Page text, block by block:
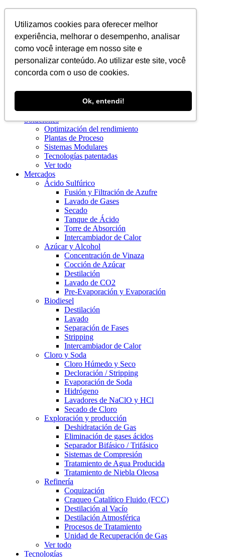
Utilizamos cookies para oferecer melhor
experiência, melhorar o desempenho, analisar
como você interage em nosso site e
personalizar conteúdo. Ao utilizar este site, você
concorda com o uso de cookies.
Ok, entendi!
Institucional
Quiénes somos
Soluciones
Optimización del rendimiento
Plantas de Proceso
Sistemas Modulares
Tecnologías patentadas
Ver todo
Mercados
Ácido Sulfúrico
Fusión y Filtración de Azufre
Lavado de Gases
Secado
Tanque de Ácido
Torre de Absorción
Intercambiador de Calor
Azúcar y Alcohol
Concentración de Vinaza
Cocción de Azúcar
Destilación
Lavado de CO2
Pre-Evaporación y Evaporación
Biodiesel
Destilación
Lavado
Separación de Fases
Stripping
Intercambiador de Calor
Cloro y Soda
Cloro Húmedo y Seco
Decloración / Stripping
Evaporación de Soda
Hidrógeno
Lavadores de NaClO y HCl
Secado de Cloro
Exploración y producción
Deshidratación de Gas
Eliminación de gases ácidos
Separador Bifásico / Trifásico
Sistemas de Compresión
Tratamiento de Agua Producida
Tratamiento de Niebla Oleosa
Refinería
Coquización
Craqueo Catalítico Fluido (FCC)
Destilación al Vacío
Destilación Atmosférica
Procesos de Tratamiento
Unidad de Recuperación de Gas
Ver todo
Tecnologías